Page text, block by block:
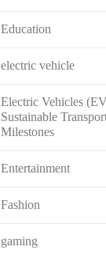
Education
electric vehicle
Electric Vehicles
Sustainable
Milestones
Entertainment
Fashion
gaming